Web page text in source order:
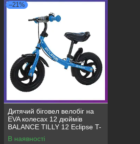
–21%
Дитячий біговел велобіг на
EVA колесах 12 дюймів
BALANCE TILLY 12 Eclipse T-
21254 Блакитний
В наявності